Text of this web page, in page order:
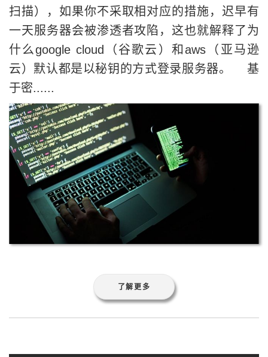
扫描），如果你不采取相对应的措施，迟早有
一天服务器会被渗透者攻陷，这也就解释了为
什么google cloud（谷歌云）和aws（亚马逊
云）默认都是以秘钥的方式登录服务器。 基
于密......
了解更多